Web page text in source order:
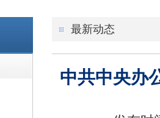
最新动态
中共中央办